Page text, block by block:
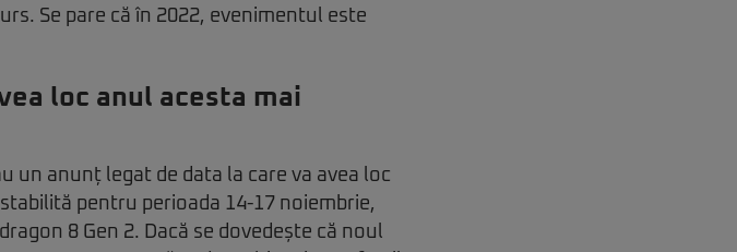
Se pare că în 2022, evenimentul este
loc anul acesta mai
un anunț legat de data la care va avea loc
pentru perioada 14-17 noiembrie,
8 Gen 2. Dacă se dovedește că noul